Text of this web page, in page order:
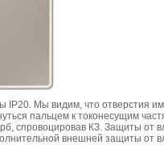
IP20. Мы видим, что отверстия
пальцем к токонесущим
спровоцировав КЗ. Защиты от
внешней защиты от